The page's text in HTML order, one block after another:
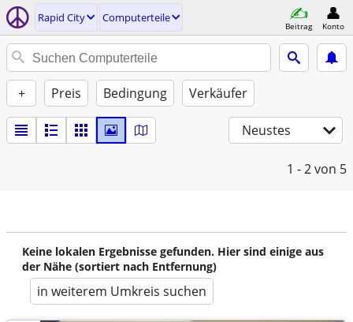
Rapid City Computerteile
Beitrag Konto
+ Preis Bedingung Verkäufer
Neustes
1 - 2von 5
Keine lokalen Ergebnisse gefunden. Hier sind einige aus
der Nähe (sortiert nach Entfernung)
in weiterem Umkreis suchen